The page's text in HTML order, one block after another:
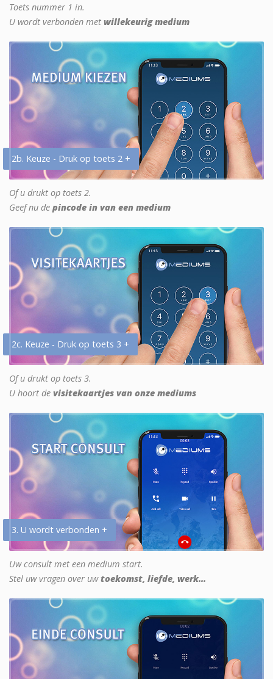
Toets nummer 1 in.
U wordt verbonden met willekeurig medium
2b. Keuze - Druk op toets 2 +
Of u drukt op toets 2.
Geef nu de pincode in van een medium
2c. Keuze - Druk op toets 3 +
Of u drukt op toets 3.
U hoort de visitekaartjes van onze mediums
3. U wordt verbonden +
Uw consult met een medium start.
Stel uw vragen over uwtoekomst, liefde, werk...